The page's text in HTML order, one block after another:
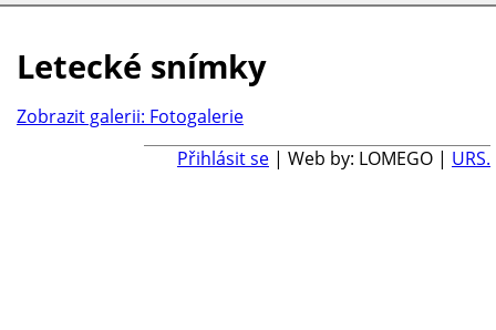
Letecké snímky
Zobrazit galerii: Fotogalerie
Přihlásit se | Web by: LOMEGO | URS.